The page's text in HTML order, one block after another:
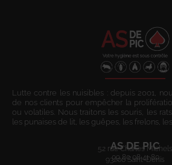
Lutte contre les nuisibles : depuis 2001,
de nos clients pour empêcher la
ou volatiles. Nous traitons les souris, les
les punaises de lit, les guêpes, les frelons,
AS DE PIC
52 rue Charles Michels
93200 Saint-Denis
09 80 08 41 80